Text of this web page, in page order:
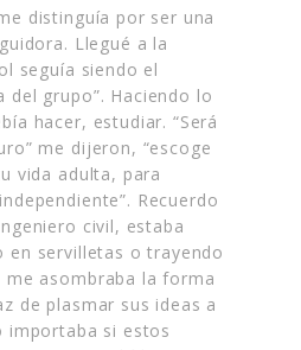
distinguía por ser una
Llegué a la
seguía siendo el
del grupo”. Haciendo lo
hacer, estudiar. “Será
me dijeron, “escoge
vida adulta, para
Recuerdo
civil, estaba
en servilletas o trayendo
asombraba la forma
de plasmar sus ideas a
importaba si estos